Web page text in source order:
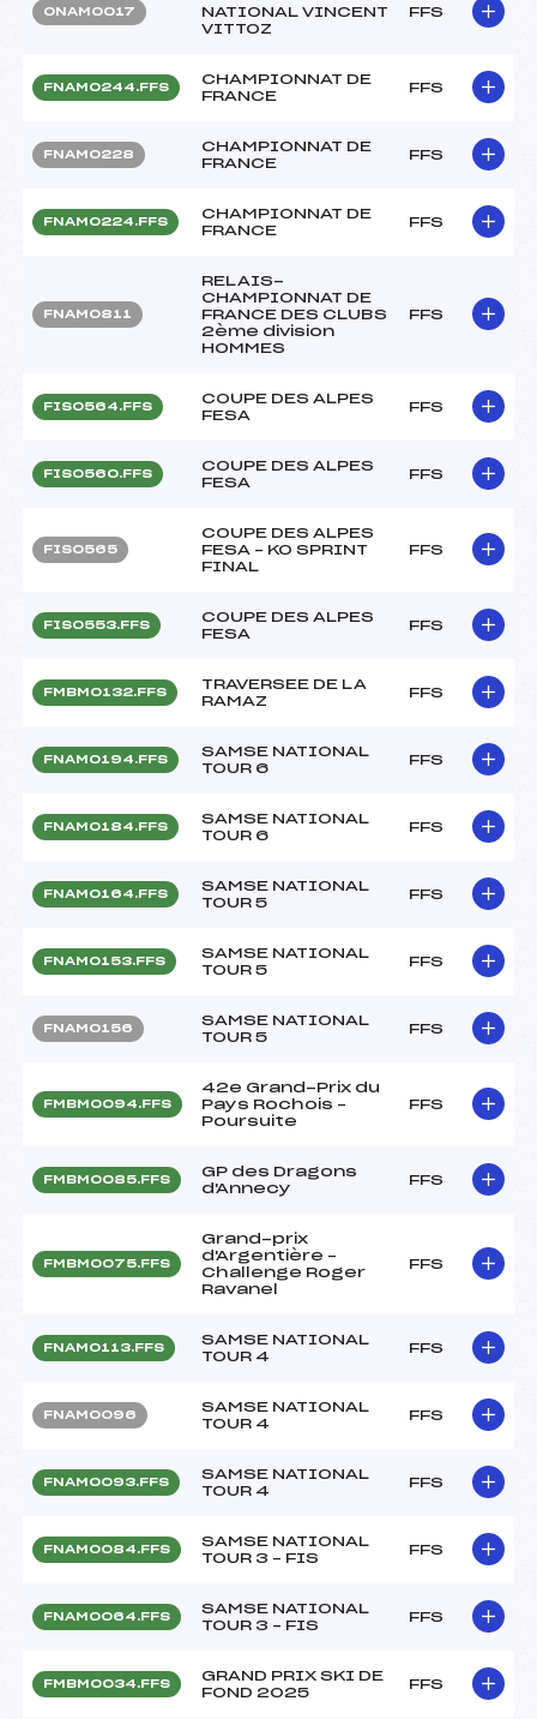
ONAM0017
NATIONAL VINCENT
VITTOZ
FFS
FNAM0244.FFS
CHAMPIONNAT DE
FRANCE
FFS
FNAM0228
CHAMPIONNAT DE
FRANCE
FFS
FNAM0224.FFS
CHAMPIONNAT DE
FRANCE
FFS
FNAM0811
RELAIS-
CHAMPIONNAT DE
FRANCE DES CLUBS
2ème division
HOMMES
FFS
FIS0564.FFS
COUPE DES ALPES
FESA
FFS
FIS0560.FFS
COUPE DES ALPES
FESA
FFS
FIS0565
COUPE DES ALPES
FESA – KO SPRINT
FINAL
FFS
FIS0553.FFS
COUPE DES ALPES
FESA
FFS
FMBM0132.FFS
TRAVERSEE DE LA
RAMAZ
FFS
FNAM0194.FFS
SAMSE NATIONAL
TOUR 6
FFS
FNAM0184.FFS
SAMSE NATIONAL
TOUR 6
FFS
FNAM0164.FFS
SAMSE NATIONAL
TOUR 5
FFS
FNAM0153.FFS
SAMSE NATIONAL
TOUR 5
FFS
FNAM0156
SAMSE NATIONAL
TOUR 5
FFS
FMBM0094.FFS
42e Grand-Prix du
Pays Rochois –
Poursuite
FFS
FMBM0085.FFS
GP des Dragons
d'Annecy
FFS
FMBM0075.FFS
Grand-prix
d'Argentière –
Challenge Roger
Ravanel
FFS
FNAM0113.FFS
SAMSE NATIONAL
TOUR 4
FFS
FNAM0096
SAMSE NATIONAL
TOUR 4
FFS
FNAM0093.FFS
SAMSE NATIONAL
TOUR 4
FFS
FNAM0084.FFS
SAMSE NATIONAL
TOUR 3 – FIS
FFS
FNAM0064.FFS
SAMSE NATIONAL
TOUR 3 – FIS
FFS
FMBM0034.FFS
GRAND PRIX SKI DE
FOND 2025
FFS